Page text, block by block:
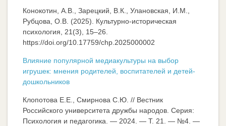
Конокотин, А.В., Зарецкий, В.К., Улановская, И.М.,
Рубцова, О.В. (2025). Культурно-историческая
психология, 21(3), 15–26.
https://doi.org/10.17759/chp.2025000002
Влияние популярной медиакультуры на выбор
игрушек: мнения родителей, воспитателей и детей-
дошкольников
Клопотова Е.Е., Смирнова С.Ю. // Вестник
Российского университета дружбы народов. Серия:
Психология и педагогика. — 2024. — Т. 21. — №4. —